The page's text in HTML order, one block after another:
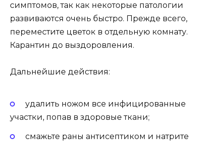
симптомов, так как некоторые патологии
развиваются очень быстро. Прежде всего,
переместите цветок в отдельную комнату.
Карантин до выздоровления.
Дальнейшие действия:
удалить ножом все инфицированные
участки, попав в здоровые ткани;
смажьте раны антисептиком и натрите